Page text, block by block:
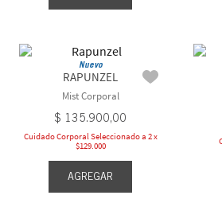
Nuevo
RAPUNZEL
Mist Corporal
$ 135.900,00
Cuidado Corporal Seleccionado a 2 x
$129.000
AGREGAR